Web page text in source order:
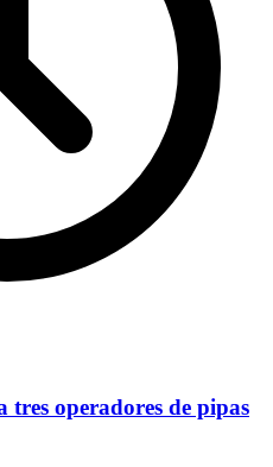
operadores de pipas